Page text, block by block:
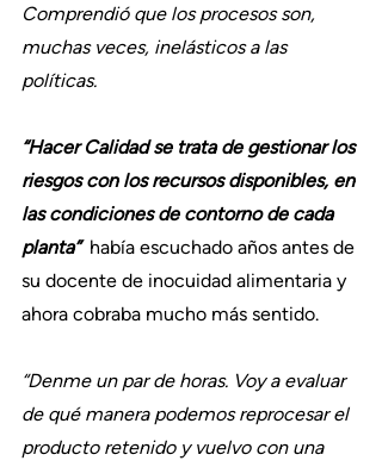
Comprendió que los procesos son,
muchas veces, inelásticos a las
políticas.
“Hacer Calidad se trata de gestionar los
riesgos con los recursos disponibles, en
las condiciones de contorno de cada
planta” había escuchado años antes de
su docente de inocuidad alimentaria y
ahora cobraba mucho más sentido.
“Denme un par de horas. Voy a evaluar
de qué manera podemos reprocesar el
producto retenido y vuelvo con una